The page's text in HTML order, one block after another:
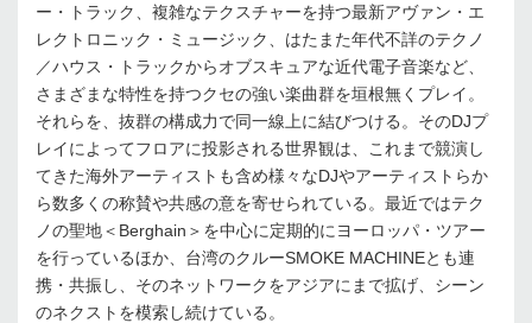
ー・トラック、複雑なテクスチャーを持つ最新アヴァン・エ
レクトロニック・ミュージック、はたまた年代不詳のテクノ
／ハウス・トラックからオブスキュアな近代電子音楽など、
さまざまな特性を持つクセの強い楽曲群を垣根無くプレイ。
それらを、抜群の構成力で同一線上に結びつける。そのDJプ
レイによってフロアに投影される世界観は、これまで競演し
てきた海外アーティストも含め様々なDJやアーティストらか
ら数多くの称賛や共感の意を寄せられている。最近ではテク
ノの聖地＜Berghain＞を中心に定期的にヨーロッパ・ツアー
を行っているほか、台湾のクルーSMOKE MACHINEとも連
携・共振し、そのネットワークをアジアにまで拡げ、シーン
のネクストを模索し続けている。